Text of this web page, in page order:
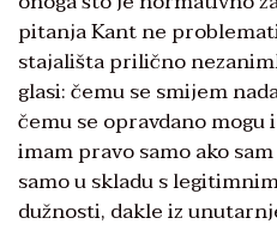
pitanja Kant ne
stajališta prilično
glasi: čemu se smijem
čemu se opravdano
imam pravo samo ako
samo u skladu s
dužnosti, dakle iz